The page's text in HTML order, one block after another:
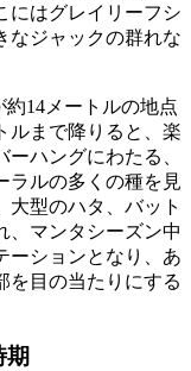
にはグレイリーフシ
なジャックの群れな
14メートルの地点
ルまで降りると、楽
ハングにわたる、
ラルの多くの種を見
大型のハタ、バット
、マンタシーズン中
ーションとなり、あ
を目の当たりにする
期